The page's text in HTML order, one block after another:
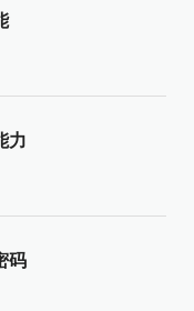
力
码